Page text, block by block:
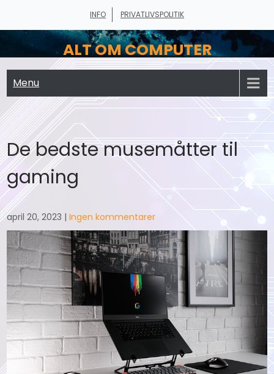
content
INFO PRIVATLIVSPOLITIK
ALT OM COMPUTER
Menu
De bedste musemåtter til
gaming
april 20, 2023 |Ingen kommentarer